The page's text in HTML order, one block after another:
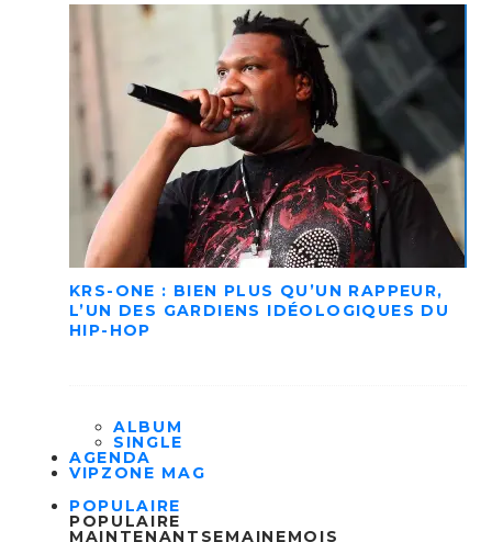
KRS-ONE : BIEN PLUS QU’UN RAPPEUR,
L’UN DES GARDIENS IDÉOLOGIQUES DU
HIP-HOP
ALBUM
SINGLE
AGENDA
VIPZONE MAG
POPULAIRE
POPULAIRE
MAINTENANT SEMAINEMOIS